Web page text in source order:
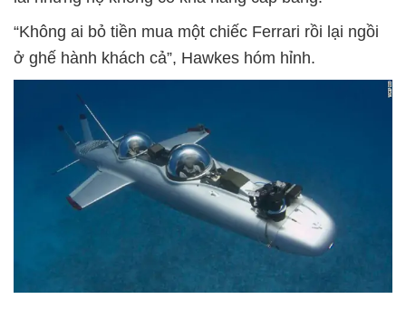
“Không ai bỏ tiền mua một chiếc Ferrari rồi lại ngồi
ở ghế hành khách cả”, Hawkes hóm hỉnh.